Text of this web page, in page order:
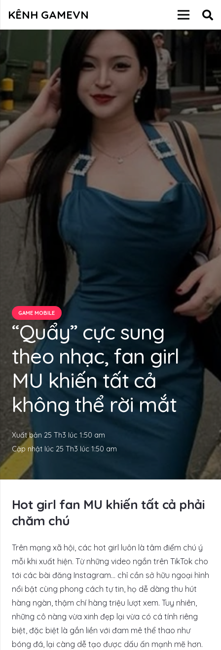
KÊNH GAMEVN
GAME MOBILE
“Quẩy” cực sung
theo nhạc, fan girl
MU khiến tất cả
không thể rời mắt
Xuất bản 25 Th3 lúc 1:50 am
Cập nhật lúc 25 Th3 lúc 1:50 am
Hot girl fan MU khiến tất cả phải
chăm chú
Trên mạng xã hội, các hot girl luôn là tâm điểm chú ý
mỗi khi xuất hiện. Từ những video ngắn trên TikTok cho
tới các bài đăng Instagram… chỉ cần sở hữu ngoại hình
nổi bật cùng phong cách tự tin, họ dễ dàng thu hút
hàng ngàn, thậm chí hàng triệu lượt xem. Tuy nhiên,
những cô nàng vừa xinh đẹp lại vừa có cá tính riêng
biệt, đặc biệt là gắn liền với đam mê thể thao như
bóng đá, lại càng dễ tạo được dấu ấn mạnh mẽ hơn.